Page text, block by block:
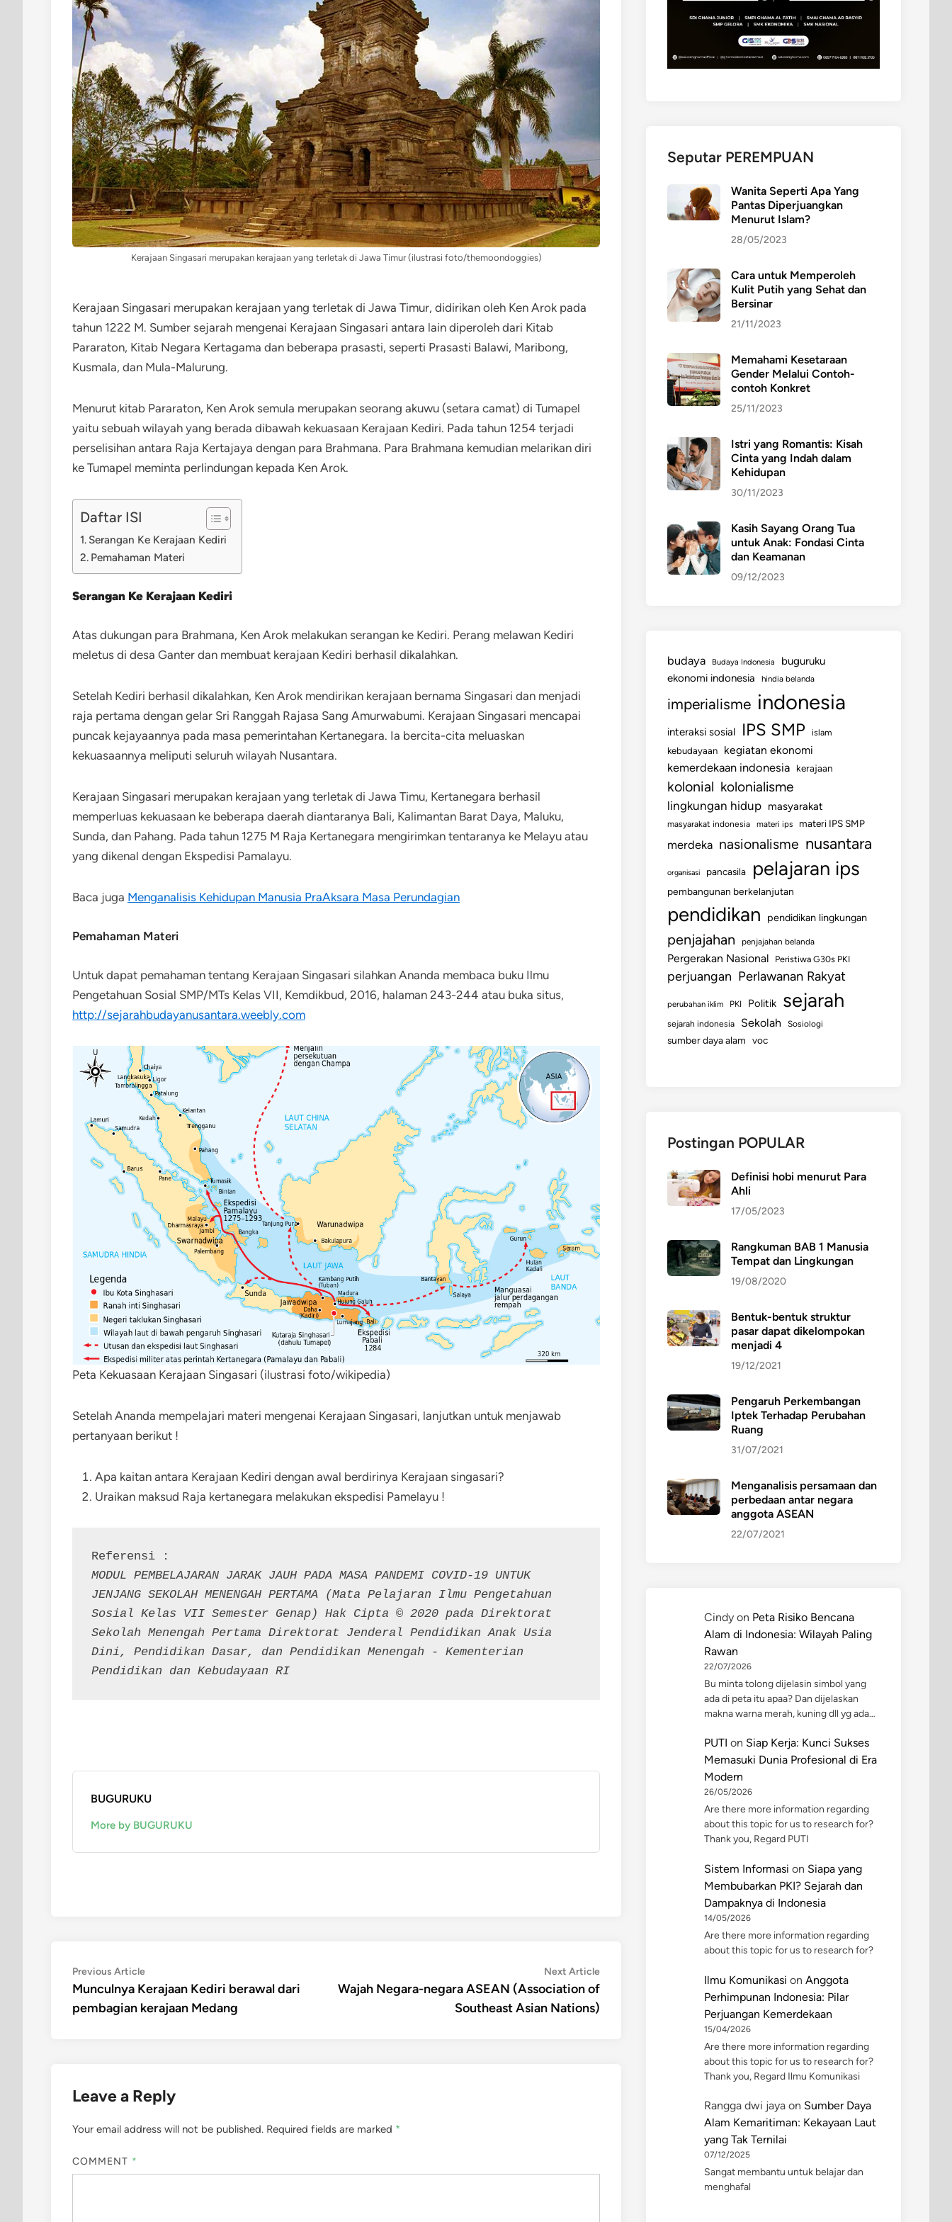
Kerajaan Singasari merupakan kerajaan yang terletak di Jawa Timur (ilustrasi foto/themoondoggies)
Kerajaan Singasari merupakan kerajaan yang terletak di Jawa Timur, didirikan oleh Ken Arok pada
tahun 1222 M. Sumber sejarah mengenai Kerajaan Singasari antara lain diperoleh dari Kitab
Pararaton, Kitab Negara Kertagama dan beberapa prasasti, seperti Prasasti Balawi, Maribong,
Kusmala, dan Mula-Malurung.
Menurut kitab Pararaton, Ken Arok semula merupakan seorang akuwu (setara camat) di Tumapel
yaitu sebuah wilayah yang berada dibawah kekuasaan Kerajaan Kediri. Pada tahun 1254 terjadi
perselisihan antara Raja Kertajaya dengan para Brahmana. Para Brahmana kemudian melarikan diri
ke Tumapel meminta perlindungan kepada Ken Arok.
Daftar ISI
Serangan Ke Kerajaan Kediri
Pemahaman Materi
Serangan Ke Kerajaan Kediri
Atas dukungan para Brahmana, Ken Arok melakukan serangan ke Kediri. Perang melawan Kediri
meletus di desa Ganter dan membuat kerajaan Kediri berhasil dikalahkan.
Setelah Kediri berhasil dikalahkan, Ken Arok mendirikan kerajaan bernama Singasari dan menjadi
raja pertama dengan gelar Sri Ranggah Rajasa Sang Amurwabumi. Kerajaan Singasari mencapai
puncak kejayaannya pada masa pemerintahan Kertanegara. Ia bercita-cita meluaskan
kekuasaannya meliputi seluruh wilayah Nusantara.
Kerajaan Singasari merupakan kerajaan yang terletak di Jawa Timu, Kertanegara berhasil
memperluas kekuasaan ke beberapa daerah diantaranya Bali, Kalimantan Barat Daya, Maluku,
Sunda, dan Pahang. Pada tahun 1275 M Raja Kertanegara mengirimkan tentaranya ke Melayu atau
yang dikenal dengan Ekspedisi Pamalayu.
Baca juga Menganalisis Kehidupan Manusia PraAksara Masa Perundagian
Pemahaman Materi
Untuk dapat pemahaman tentang Kerajaan Singasari silahkan Ananda membaca buku Ilmu
Pengetahuan Sosial SMP/MTs Kelas VII, Kemdikbud, 2016, halaman 243-244 atau buka situs,
http://sejarahbudayanusantara.weebly.com
Peta Kekuasaan Kerajaan Singasari (ilustrasi foto/wikipedia)
Setelah Ananda mempelajari materi mengenai Kerajaan Singasari, lanjutkan untuk menjawab
pertanyaan berikut !
Apa kaitan antara Kerajaan Kediri dengan awal berdirinya Kerajaan singasari?
Uraikan maksud Raja kertanegara melakukan ekspedisi Pamelayu !
MODUL PEMBELAJARAN JARAK JAUH PADA MASA PANDEMI COVID-19 UNTUK
JENJANG SEKOLAH MENENGAH PERTAMA (Mata Pelajaran Ilmu Pengetahuan
Sosial Kelas VII Semester Genap) Hak Cipta © 2020 pada Direktorat
Sekolah Menengah Pertama Direktorat Jenderal Pendidikan Anak Usia
Dini, Pendidikan Dasar, dan Pendidikan Menengah - Kementerian
Pendidikan dan Kebudayaan RI
BUGURUKU
More by BUGURUKU
Post
navigation
Previous ArticlePrevious
article:
Munculnya Kerajaan Kediri berawal dari
pembagian kerajaan Medang
Next ArticleNext
article:
Wajah Negara-negara ASEAN (Association of
Southeast Asian Nations)
Leave a Reply
Your email address will not be published. Required fields are marked *
COMMENT *
Seputar PEREMPUAN
Wanita Seperti Apa Yang
Pantas Diperjuangkan
Menurut Islam?
28/05/2023
Cara untuk Memperoleh
Kulit Putih yang Sehat dan
Bersinar
21/11/2023
Memahami Kesetaraan
Gender Melalui Contoh-
contoh Konkret
25/11/2023
Istri yang Romantis: Kisah
Cinta yang Indah dalam
Kehidupan
30/11/2023
Kasih Sayang Orang Tua
untuk Anak: Fondasi Cinta
dan Keamanan
09/12/2023
budaya Budaya Indonesia
buguruku
ekonomi indonesia
hindia belanda
imperialisme indonesia
interaksi sosial IPS SMP
islam
kebudayaan
kegiatan ekonomi
kemerdekaan indonesia kerajaan
kolonial kolonialisme
lingkungan hidup masyarakat
masyarakat indonesia materi ips materi IPS SMP
merdeka nasionalisme nusantara
organisasi pancasila pelajaran ips
pembangunan berkelanjutan
pendidikan pendidikan lingkungan
penjajahan penjajahan belanda
Pergerakan Nasional Peristiwa G30s PKI
perjuangan Perlawanan Rakyat
perubahan iklim PKI Politik sejarah
sejarah indonesia Sekolah Sosiologi
sumber daya alam voc
Postingan POPULAR
Definisi hobi menurut Para
Ahli
17/05/2023
Rangkuman BAB 1 Manusia
Tempat dan Lingkungan
19/08/2020
Bentuk-bentuk struktur
pasar dapat dikelompokan
menjadi 4
19/12/2021
Pengaruh Perkembangan
Iptek Terhadap Perubahan
Ruang
31/07/2021
Menganalisis persamaan dan
perbedaan antar negara
anggota ASEAN
22/07/2021
Cindy on Peta Risiko Bencana
Alam di Indonesia: Wilayah Paling
Rawan
22/07/2026
Bu minta tolong dijelasin simbol yang
ada di peta itu apaa? Dan dijelaskan
makna warna merah, kuning dll yg ada…
PUTI on Siap Kerja: Kunci Sukses
Memasuki Dunia Profesional di Era
Modern
26/05/2026
Are there more information regarding
about this topic for us to research for?
Thank you, Regard PUTI
Sistem Informasi on Siapa yang
Membubarkan PKI? Sejarah dan
Dampaknya di Indonesia
14/05/2026
Are there more information regarding
about this topic for us to research for?
Ilmu Komunikasi on Anggota
Perhimpunan Indonesia: Pilar
Perjuangan Kemerdekaan
15/04/2026
Are there more information regarding
about this topic for us to research for?
Thank you, Regard Ilmu Komunikasi
Rangga dwi jaya on Sumber Daya
Alam Kemaritiman: Kekayaan Laut
yang Tak Ternilai
07/12/2025
Sangat membantu untuk belajar dan
menghafal